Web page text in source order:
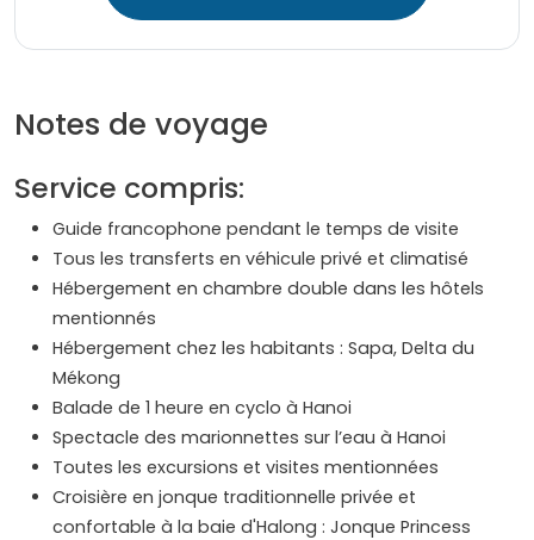
Notes de voyage
Service compris:
Guide francophone pendant le temps de visite
Tous les transferts en véhicule privé et climatisé
Hébergement en chambre double dans les hôtels
mentionnés
Hébergement chez les habitants : Sapa, Delta du
Mékong
Balade de 1 heure en cyclo à Hanoi
Spectacle des marionnettes sur l’eau à Hanoi
Toutes les excursions et visites mentionnées
Croisière en jonque traditionnelle privée et
confortable à la baie d'Halong : Jonque Princess